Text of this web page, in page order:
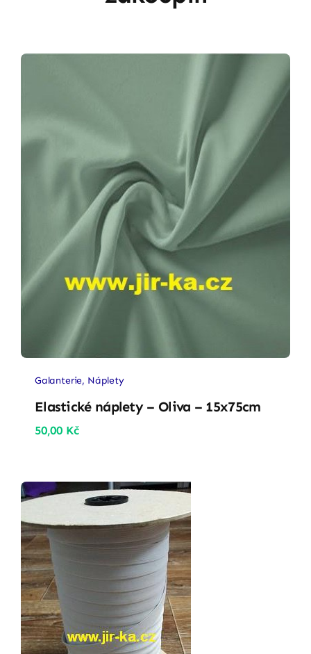
Galanterie, Náplety
Elastické náplety – Oliva – 15x75cm
50,00 Kč